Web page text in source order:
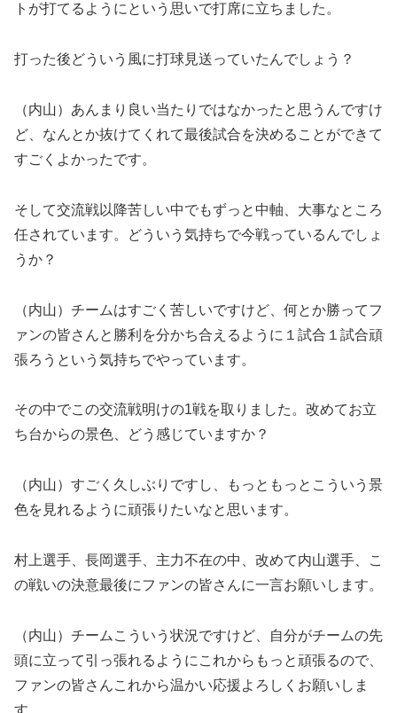
トが打てるようにという思いで打席に立ちました。
打った後どういう風に打球見送っていたんでしょう？
（内山）あんまり良い当たりではなかったと思うんですけ
ど、なんとか抜けてくれて最後試合を決めることができて
すごくよかったです。
そして交流戦以降苦しい中でもずっと中軸、大事なところ
任されています。どういう気持ちで今戦っているんでしょ
うか？
（内山）チームはすごく苦しいですけど、何とか勝ってフ
ァンの皆さんと勝利を分かち合えるように１試合１試合頑
張ろうという気持ちでやっています。
その中でこの交流戦明けの1戦を取りました。改めてお立
ち台からの景色、どう感じていますか？
（内山）すごく久しぶりですし、もっともっとこういう景
色を見れるように頑張りたいなと思います。
村上選手、長岡選手、主力不在の中、改めて内山選手、こ
の戦いの決意最後にファンの皆さんに一言お願いします。
（内山）チームこういう状況ですけど、自分がチームの先
頭に立って引っ張れるようにこれからもっと頑張るので、
ファンの皆さんこれから温かい応援よろしくお願いしま
す。